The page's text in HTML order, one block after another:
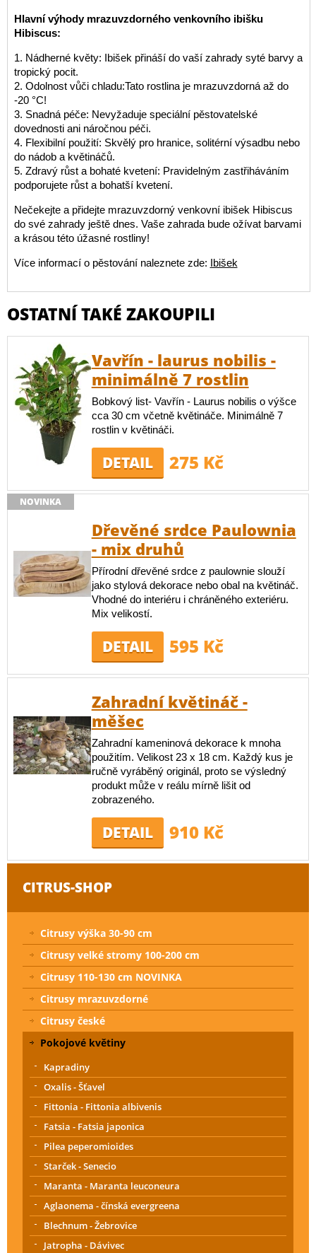
Hlavní výhody mrazuvzdorného venkovního ibišku
Hibiscus:
1. Nádherné květy: Ibišek přináší do vaší zahrady syté barvy a
tropický pocit.
2. Odolnost vůči chladu:Tato rostlina je mrazuvzdorná až do
-20 °C!
3. Snadná péče: Nevyžaduje speciální pěstovatelské
dovednosti ani náročnou péči.
4. Flexibilní použití: Skvělý pro hranice, solitérní výsadbu nebo
do nádob a květináčů.
5. Zdravý růst a bohaté kvetení: Pravidelným zastřiháváním
podporujete růst a bohatší kvetení.
Nečekejte a přidejte mrazuvzdorný venkovní ibišek Hibiscus
do své zahrady ještě dnes. Vaše zahrada bude ožívat barvami
a krásou této úžasné rostliny!
Více informací o pěstování naleznete zde: Ibišek
OSTATNÍ TAKÉ ZAKOUPILI
Vavřín - laurus nobilis -
minimálně 7 rostlin
Bobkový list- Vavřín - Laurus nobilis o výšce
cca 30 cm včetně květináče. Minimálně 7
rostlin v květináči.
DETAIL 275 Kč
NOVINKA
Dřevěné srdce Paulownia
- mix druhů
Přírodní dřevěné srdce z paulownie slouží
jako stylová dekorace nebo obal na květináč.
Vhodné do interiéru i chráněného exteriéru.
Mix velikostí.
DETAIL 595 Kč
Zahradní květináč -
měšec
Zahradní kameninová dekorace k mnoha
použitím. Velikost 23 x 18 cm. Každý kus je
ručně vyráběný originál, proto se výsledný
produkt může v reálu mírně lišit od
zobrazeného.
DETAIL 910 Kč
CITRUS-SHOP
Citrusy výška 30-90 cm
Citrusy velké stromy 100-200 cm
Citrusy 110-130 cm NOVINKA
Citrusy mrazuvzdorné
Citrusy české
Pokojové květiny
Kapradiny
Oxalis - Šťavel
Fittonia - Fittonia albivenis
Fatsia - Fatsia japonica
Pilea peperomioides
Starček - Senecio
Maranta - Maranta leuconeura
Aglaonema - čínská evergreena
Blechnum - Žebrovice
Jatropha - Dávivec